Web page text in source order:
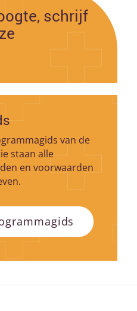
schrijf
van de
staan alle
en voorwaarden